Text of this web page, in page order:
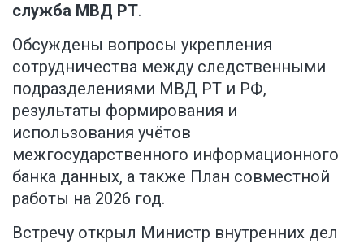
служба МВД РТ.
Обсуждены вопросы укрепления
сотрудничества между следственными
подразделениями МВД РТ и РФ,
результаты формирования и
использования учётов
межгосударственного информационного
банка данных, а также План совместной
работы на 2026 год.
Встречу открыл Министр внутренних дел